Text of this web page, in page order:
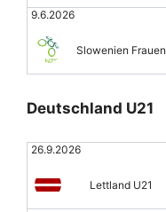
9.6.2026
Slowenien Frauen
Deutschland U21
26.9.2026
Lettland U21